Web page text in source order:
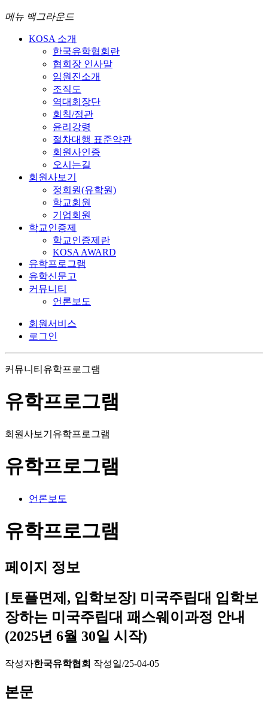
메뉴 백그라운드
KOSA 소개
한국유학협회란
협회장 인사말
임원진소개
조직도
역대회장단
회칙/정관
윤리강령
절차대행 표준약관
회원사인증
오시는길
회원사보기
정회원(유학원)
학교회원
기업회원
학교인증제
학교인증제란
KOSA AWARD
유학프로그램
유학신문고
커뮤니티
언론보도
회원서비스
로그인
커뮤니티 유학프로그램
유학프로그램
회원사보기 유학프로그램
유학프로그램
언론보도
유학프로그램
페이지 정보
[토플면제, 입학보장] 미국주립대 입학보
장하는 미국주립대 패스웨이과정 안내
(2025년 6월 30일 시작)
작성자한국유학협회 작성일/25-04-05
본문